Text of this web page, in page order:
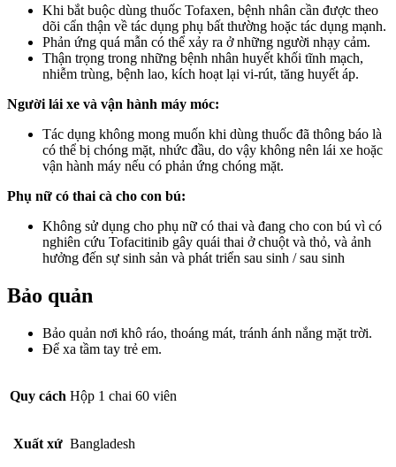
Khi bắt buộc dùng thuốc Tofaxen, bệnh nhân cần được theo
dõi cẩn thận về tác dụng phụ bất thường hoặc tác dụng mạnh.
Phản ứng quá mẫn có thể xảy ra ở những người nhạy cảm.
Thận trọng trong những bệnh nhân huyết khối tĩnh mạch,
nhiễm trùng, bệnh lao, kích hoạt lại vi-rút, tăng huyết áp.
Người lái xe và vận hành máy móc:
Tác dụng không mong muốn khi dùng thuốc đã thông báo là
có thể bị chóng mặt, nhức đầu, do vậy không nên lái xe hoặc
vận hành máy nếu có phản ứng chóng mặt.
Phụ nữ có thai cà cho con bú:
Không sử dụng cho phụ nữ có thai và đang cho con bú vì có
nghiên cứu Tofacitinib gây quái thai ở chuột và thỏ, và ảnh
hưởng đến sự sinh sản và phát triển sau sinh / sau sinh
Bảo quản
Bảo quản nơi khô ráo, thoáng mát, tránh ánh nắng mặt trời.
Để xa tầm tay trẻ em.
Quy cách Hộp 1 chai 60 viên
Xuất xứ Bangladesh